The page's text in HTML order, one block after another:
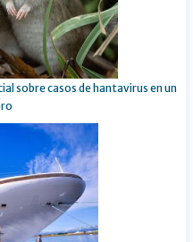
sobre casos de hantavirus en un